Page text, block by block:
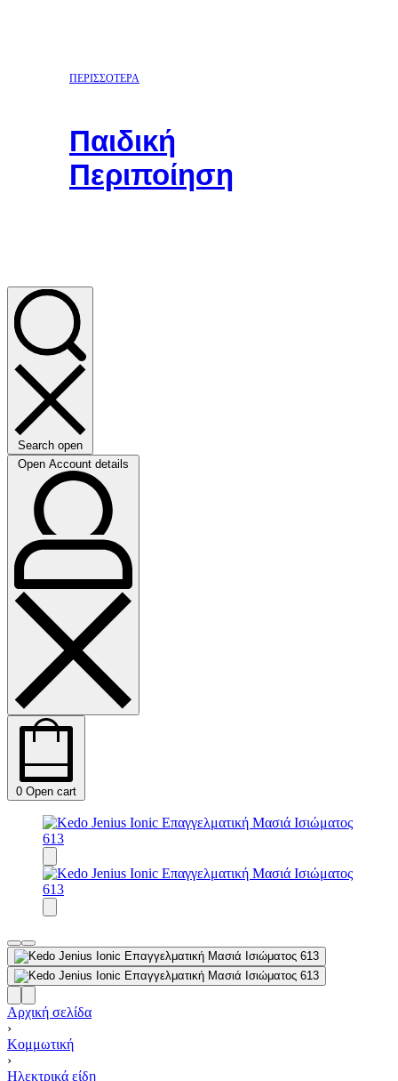
ΠΕΡΙΣΣΟΤΕΡΑ
Παιδική
Περιποίηση
Search open
Open Account details
0 Open cart
Αρχική σελίδα
›
Κομμωτική
›
Ηλεκτρικά είδη